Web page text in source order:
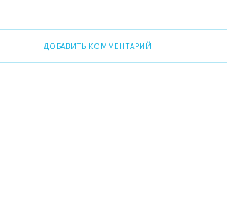
ДОБАВИТЬ КОММЕНТАРИЙ